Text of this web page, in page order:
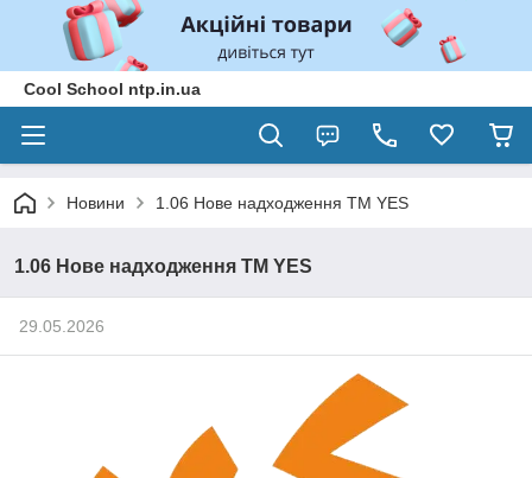
Cool School ntp.in.ua
Новини 1.06 Нове надходження ТМ YES
1.06 Нове надходження ТМ YES
29.05.2026